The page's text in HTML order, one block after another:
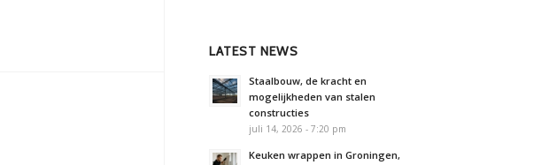
LATEST NEWS
Staalbouw, de kracht en
mogelijkheden van stalen
constructies
juli 14, 2026 - 7:20 pm
Keuken wrappen in Groningen,